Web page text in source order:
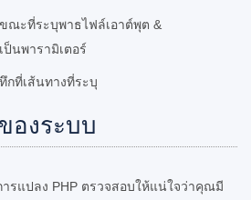
ขณะที่ระบุพาธไฟล์เอาต์พุต &
ป็นพารามิเตอร์
กที่เส้นทางที่ระบุ
องระบบ
รแปลง PHP ตรวจสอบให้แน่ใจว่าคุณมี